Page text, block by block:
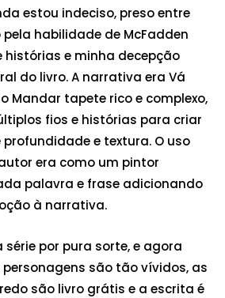
estou indeciso, preso entre
habilidade de McFadden
e minha decepção
do livro. A narrativa era Vá
Mandar tapete rico e complexo,
fios e histórias para criar
e textura. O uso
era como um pintor
palavra e frase adicionando
à narrativa.
série por pura sorte, e agora
são tão vívidos, as
são livro grátis e a escrita é